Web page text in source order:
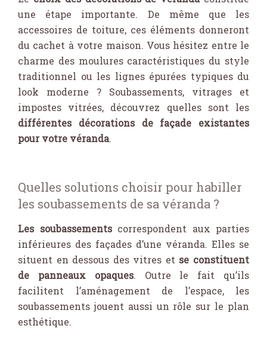
une étape importante. De même que les
accessoires de toiture, ces éléments donneront
du cachet à votre maison. Vous hésitez entre le
charme des moulures caractéristiques du style
traditionnel ou les lignes épurées typiques du
look moderne ? Soubassements, vitrages et
impostes vitrées, découvrez quelles sont les
différentes décorations de façade existantes
pour votre véranda.
Quelles solutions choisir pour habiller
les soubassements de sa véranda ?
Les soubassementscorrespondent aux parties
inférieures des façades d’une véranda. Elles se
situent en dessous des vitres et se constituent
de panneaux opaques. Outre le fait qu’ils
facilitent l’aménagement de l’espace, les
soubassements jouent aussi un rôle sur le plan
esthétique.